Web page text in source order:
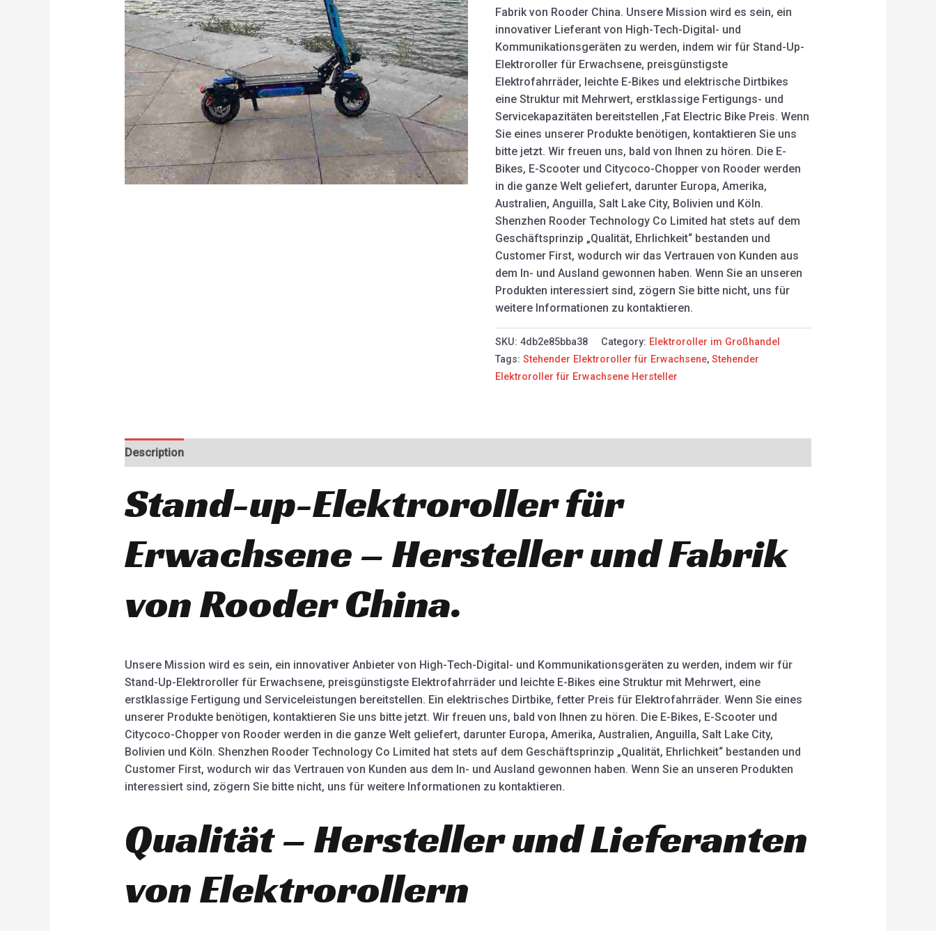
Fabrik von Rooder China. Unsere Mission wird es sein, ein
innovativer Lieferant von High-Tech-Digital- und
Kommunikationsgeräten zu werden, indem wir für Stand-Up-
Elektroroller für Erwachsene, preisgünstigste
Elektrofahrräder, leichte E-Bikes und elektrische Dirtbikes
eine Struktur mit Mehrwert, erstklassige Fertigungs- und
Servicekapazitäten bereitstellen ,Fat Electric Bike Preis. Wenn
Sie eines unserer Produkte benötigen, kontaktieren Sie uns
bitte jetzt. Wir freuen uns, bald von Ihnen zu hören. Die E-
Bikes, E-Scooter und Citycoco-Chopper von Rooder werden
in die ganze Welt geliefert, darunter Europa, Amerika,
Australien, Anguilla, Salt Lake City, Bolivien und Köln.
Shenzhen Rooder Technology Co Limited hat stets auf dem
Geschäftsprinzip „Qualität, Ehrlichkeit“ bestanden und
Customer First, wodurch wir das Vertrauen von Kunden aus
dem In- und Ausland gewonnen haben. Wenn Sie an unseren
Produkten interessiert sind, zögern Sie bitte nicht, uns für
weitere Informationen zu kontaktieren.
SKU:4db2e85bba38 Category: Elektroroller im Großhandel
Tags:Stehender Elektroroller für Erwachsene,Stehender
Elektroroller für Erwachsene Hersteller
Description
Stand-up-Elektroroller für
Erwachsene – Hersteller und Fabrik
von Rooder China.
Unsere Mission wird es sein, ein innovativer Anbieter von High-Tech-Digital- und Kommunikationsgeräten zu werden, indem wir für
Stand-Up-Elektroroller für Erwachsene, preisgünstigste Elektrofahrräder und leichte E-Bikes eine Struktur mit Mehrwert, eine
erstklassige Fertigung und Serviceleistungen bereitstellen. Ein elektrisches Dirtbike, fetter Preis für Elektrofahrräder. Wenn Sie eines
unserer Produkte benötigen, kontaktieren Sie uns bitte jetzt. Wir freuen uns, bald von Ihnen zu hören. Die E-Bikes, E-Scooter und
Citycoco-Chopper von Rooder werden in die ganze Welt geliefert, darunter Europa, Amerika, Australien, Anguilla, Salt Lake City,
Bolivien und Köln. Shenzhen Rooder Technology Co Limited hat stets auf dem Geschäftsprinzip „Qualität, Ehrlichkeit“ bestanden und
Customer First, wodurch wir das Vertrauen von Kunden aus dem In- und Ausland gewonnen haben. Wenn Sie an unseren Produkten
interessiert sind, zögern Sie bitte nicht, uns für weitere Informationen zu kontaktieren.
Qualität – Hersteller und Lieferanten
von Elektrorollern